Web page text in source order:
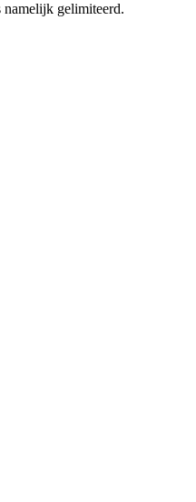
gelimiteerd.